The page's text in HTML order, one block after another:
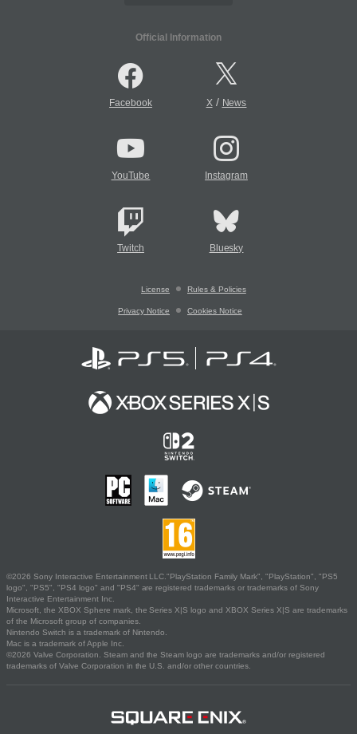
Official Information
Facebook X/ News
YouTube Instagram
Twitch Bluesky
License Rules & Policies
Privacy Notice Cookies Notice
©2026 Sony Interactive Entertainment LLC."PlayStation Family Mark", "PlayStation", "PS5
logo", "PS5", "PS4 logo" and "PS4" are registered trademarks or trademarks of Sony
Interactive Entertainment Inc.
Microsoft, the XBOX Sphere mark, the Series X|S logo and XBOX Series X|S are trademarks
of the Microsoft group of companies.
Nintendo Switch is a trademark of Nintendo.
Mac is a trademark of Apple Inc.
©2026 Valve Corporation. Steam and the Steam logo are trademarks and/or registered
trademarks of Valve Corporation in the U.S. and/or other countries.